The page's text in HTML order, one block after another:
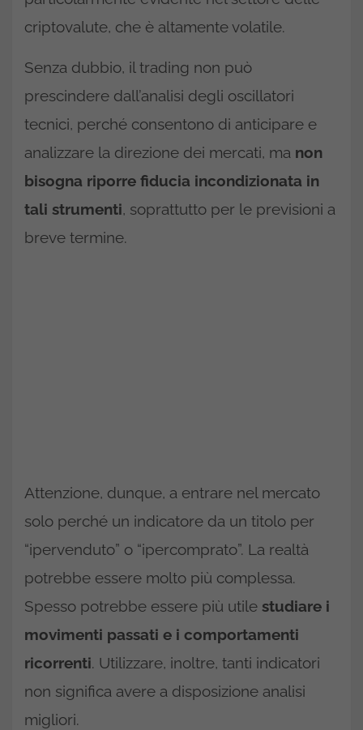
criptovalute, che è altamente volatile.
Senza dubbio, il trading non può
prescindere dall’analisi degli oscillatori
tecnici, perché consentono di anticipare e
analizzare la direzione dei mercati, ma non
bisogna riporre fiducia incondizionata in
tali strumenti, soprattutto per le previsioni a
breve termine.
Attenzione, dunque, a entrare nel mercato
solo perché un indicatore da un titolo per
“ipervenduto” o “ipercomprato”. La realtà
potrebbe essere molto più complessa.
Spesso potrebbe essere più utile studiare i
movimenti passati e i comportamenti
ricorrenti. Utilizzare, inoltre, tanti indicatori
non significa avere a disposizione analisi
migliori.